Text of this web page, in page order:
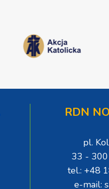
RDN
pl.
33 - 300
tel.: +48
e-mail: